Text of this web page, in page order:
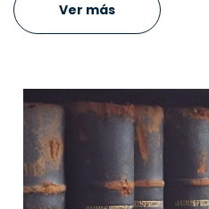
Ver más